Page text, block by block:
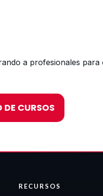
a profesionales para
CURSOS
RECURSOS